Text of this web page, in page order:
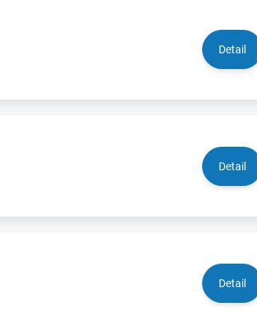
Detail
Detail
Detail